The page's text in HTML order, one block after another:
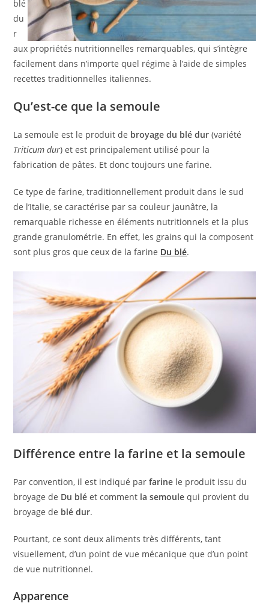
blé
du
r
aux propriétés nutritionnelles remarquables, qui s’intègre
facilement dans n’importe quel régime à l’aide de simples
recettes traditionnelles italiennes.
Qu’est-ce que la semoule
La semoule est le produit de broyage du blé dur (variété
Triticum dur) et est principalement utilisé pour la
fabrication de pâtes. Et donc toujours une farine.
Ce type de farine, traditionnellement produit dans le sud
de l’Italie, se caractérise par sa couleur jaunâtre, la
remarquable richesse en éléments nutritionnels et la plus
grande granulométrie. En effet, les grains qui la composent
sont plus gros que ceux de la farine Du blé.
Différence entre la farine et la semoule
Par convention, il est indiqué parfarine le produit issu du
broyage de Du blé et comment la semoule qui provient du
broyage de blé dur.
Pourtant, ce sont deux aliments très différents, tant
visuellement, d’un point de vue mécanique que d’un point
de vue nutritionnel.
Apparence